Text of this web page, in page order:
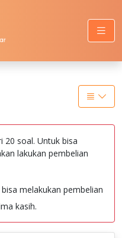
20 soal. Untuk bisa
lakukan pembelian
melakukan pembelian
kasih.